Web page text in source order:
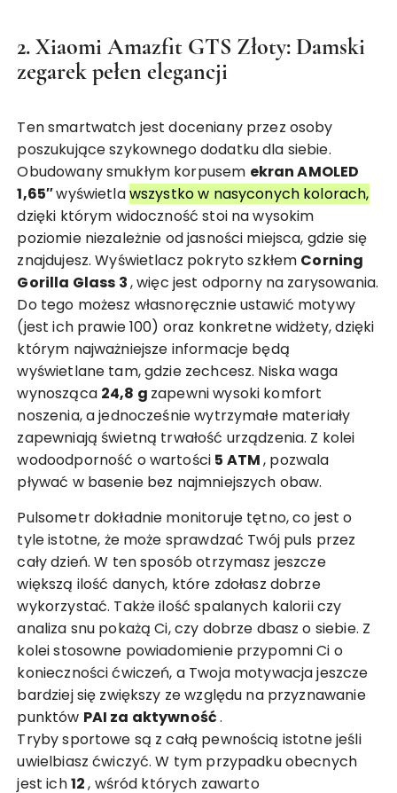
2. Xiaomi Amazfit GTS Złoty: Damski
zegarek pełen elegancji
Ten smartwatch jest doceniany przez osoby
poszukujące szykownego dodatku dla siebie.
Obudowany smukłym korpusem ekran AMOLED
1,65″wyświetlawszystko w nasyconych kolorach,
dzięki którym widoczność stoi na wysokim
poziomie niezależnie od jasności miejsca, gdzie się
znajdujesz. Wyświetlacz pokryto szkłem Corning
Gorilla Glass 3, więc jest odporny na zarysowania.
Do tego możesz własnoręcznie ustawić motywy
(jest ich prawie 100) oraz konkretne widżety, dzięki
którym najważniejsze informacje będą
wyświetlane tam, gdzie zechcesz. Niska waga
wynosząca 24,8 g zapewni wysoki komfort
noszenia, a jednocześnie wytrzymałe materiały
zapewniają świetną trwałość urządzenia. Z kolei
wodoodporność o wartości 5 ATM, pozwala
pływać w basenie bez najmniejszych obaw.
Pulsometr dokładnie monitoruje tętno, co jest o
tyle istotne, że może sprawdzać Twój puls przez
cały dzień. W ten sposób otrzymasz jeszcze
większą ilość danych, które zdołasz dobrze
wykorzystać. Także ilość spalanych kalorii czy
analiza snu pokażą Ci, czy dobrze dbasz o siebie. Z
kolei stosowne powiadomienie przypomni Ci o
konieczności ćwiczeń, a Twoja motywacja jeszcze
bardziej się zwiększy ze względu na przyznawanie
punktów PAI za aktywność.
Tryby sportowe są z całą pewnością istotne jeśli
uwielbiasz ćwiczyć. W tym przypadku obecnych
jest ich12, wśród których zawarto